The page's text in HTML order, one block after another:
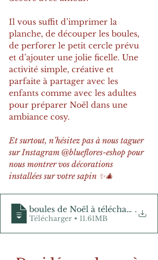
Il vous suffit d’imprimer la
planche, de découper les boules,
de perforer le petit cercle prévu
et d’ajouter une jolie ficelle. Une
activité simple, créative et
parfaite à partager avec les
enfants comme avec les adultes
pour préparer Noël dans une
ambiance cosy.
Et surtout, n’hésitez pas à nous taguer
sur Instagram @blueflores-eshop pour
nous montrer vos décorations
installées sur votre sapin ✨🎄
boules de Noël à télécharger
.
Télécharger • 11.61MB